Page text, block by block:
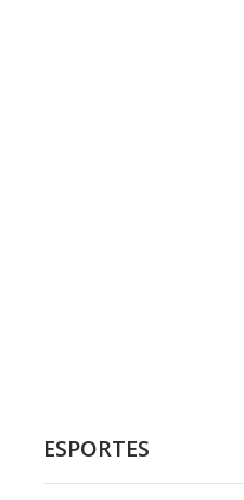
ESPORTES